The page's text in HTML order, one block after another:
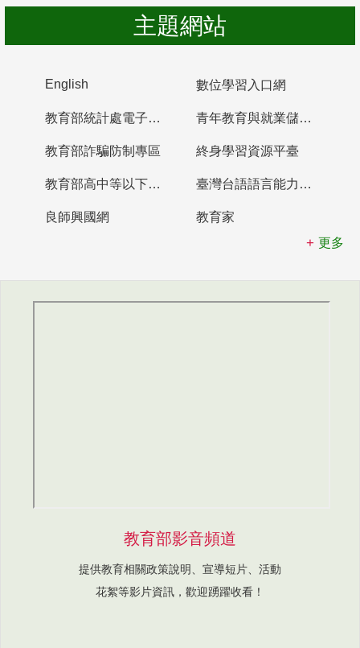
主題網站
English 數位學習入口網
教育部統計處電子書櫃 青年教育與就業儲蓄帳戶
教育部詐騙防制專區 終身學習資源平臺
教育部高中等以下學校及幼兒園教師資格檢定考試 臺灣台語語言能力認證網站
良師興國網
教育家
更多
教育部影音頻道
提供教育相關政策說明、宣導短片、活動
花絮等影片資訊，歡迎踴躍收看！